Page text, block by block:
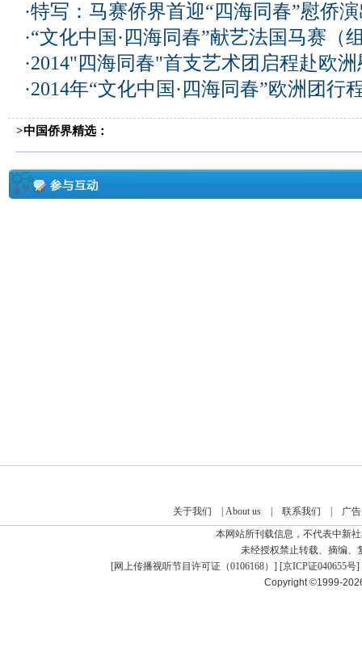
·特写：马赛侨界首迎“四海同春”慰侨
·“文化中国·四海同春”献艺法国马赛（
·2014"四海同春"首支艺术团启程赴欧
·2014年“文化中国·四海同春”欧洲团行
>中国侨界精选：
关于我们 About us| 联系我们
广
本网站所刊载信息，不代表中新
未经授权禁止转载、摘编、
[网上传播视听节目许可证（0106168） ] [京ICP证040655号]
Copyright ©1999-